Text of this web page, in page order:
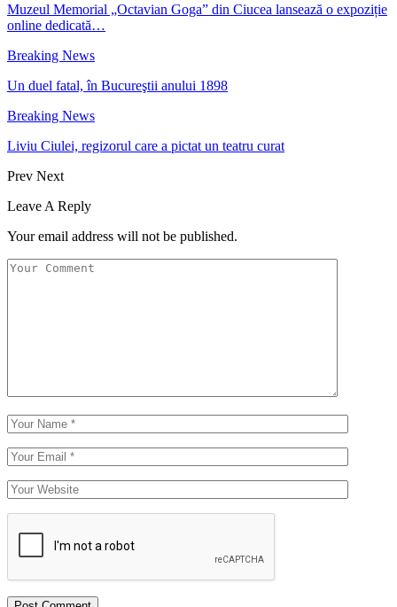
Muzeul Memorial „Octavian Goga” din Ciucea lansează o expoziție
online dedicată…
Breaking News
Un duel fatal, în Bucureştii anului 1898
Breaking News
Liviu Ciulei, regizorul care a pictat un teatru curat
Prev Next
Leave A Reply
Your email address will not be published.